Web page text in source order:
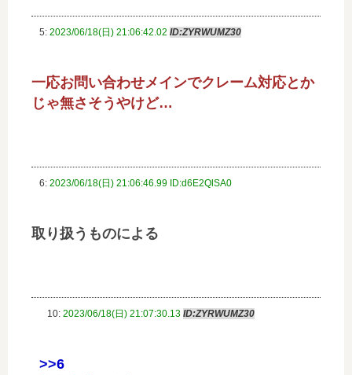
5: 2023/06/18(日) 21:06:42.02 ID:ZYRWUMZ30
一応お問い合わせメインでクレーム対応とか
じゃ無さそうやけど…
6: 2023/06/18(日) 21:06:46.99 ID:d6E2QlSA0
取り扱うものによる
10: 2023/06/18(日) 21:07:30.13 ID:ZYRWUMZ30
>>6